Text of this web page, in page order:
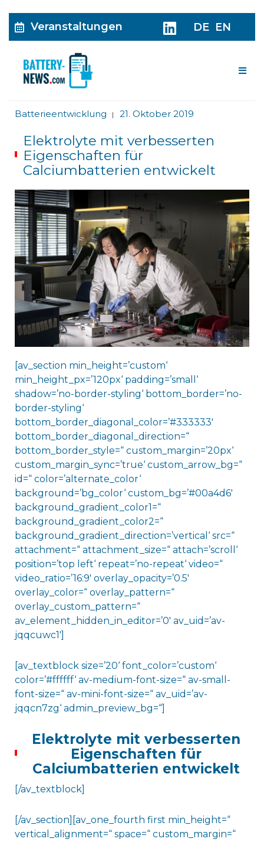
Veranstaltungen DE EN
Batterieentwicklung | 21. Oktober 2019
Elektrolyte mit verbesserten
Eigenschaften für
Calciumbatterien entwickelt
[av_section min_height=’custom‘
min_height_px=’120px‘ padding=’small‘
shadow=’no-border-styling‘ bottom_border=’no-
border-styling‘
bottom_border_diagonal_color=’#333333′
bottom_border_diagonal_direction=“
bottom_border_style=“ custom_margin=’20px‘
custom_margin_sync=’true‘ custom_arrow_bg=“
id=“ color=’alternate_color‘
background=’bg_color‘ custom_bg=’#00a4d6′
background_gradient_color1=“
background_gradient_color2=“
background_gradient_direction=’vertical‘ src=“
attachment=“ attachment_size=“ attach=’scroll‘
position=’top left‘ repeat=’no-repeat‘ video=“
video_ratio=’16:9′ overlay_opacity=’0.5′
overlay_color=“ overlay_pattern=“
overlay_custom_pattern=“
av_element_hidden_in_editor=’0′ av_uid=’av-
jqqcuwc1′]
[av_textblock size=’20‘ font_color=’custom‘
color=’#ffffff‘ av-medium-font-size=“ av-small-
font-size=“ av-mini-font-size=“ av_uid=’av-
jqqcn7zg‘ admin_preview_bg=“]
Elektrolyte mit verbesserten
Eigenschaften für
Calciumbatterien entwickelt
[/av_textblock]
[/av_section][av_one_fourth first min_height=“
vertical_alignment=“ space=“ custom_margin=“